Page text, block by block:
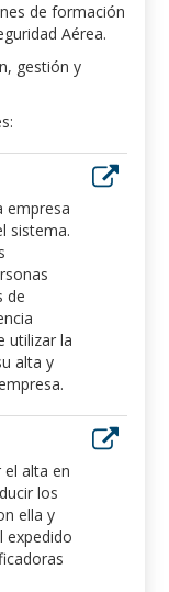
de formación
Aérea.
gestión y
empresa
sistema.
de
utilizar la
alta y
el alta en
los
ella y
expedido